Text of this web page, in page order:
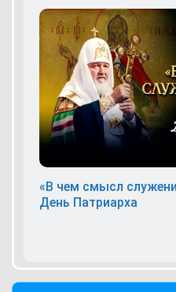
«В чем смысл
День Патриарха